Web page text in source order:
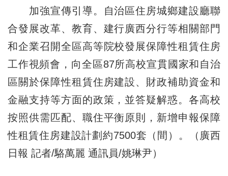
加強宣傳引導。自治區住房城鄉建設廳聯
合發展改革、教育、建行廣西分行等相關部門
和企業召開全區高等院校發展保障性租賃住房
工作視頻會，向全區87所高校宣貫國家和自治
區關於保障性租賃住房建設、財政補助資金和
金融支持等方面的政策，並答疑解惑。各高校
按照供需匹配、職住平衡原則，新增申報保障
性租賃住房建設計劃約7500套（間）。（廣西
日報 記者/駱萬麗 通訊員/姚琳尹）